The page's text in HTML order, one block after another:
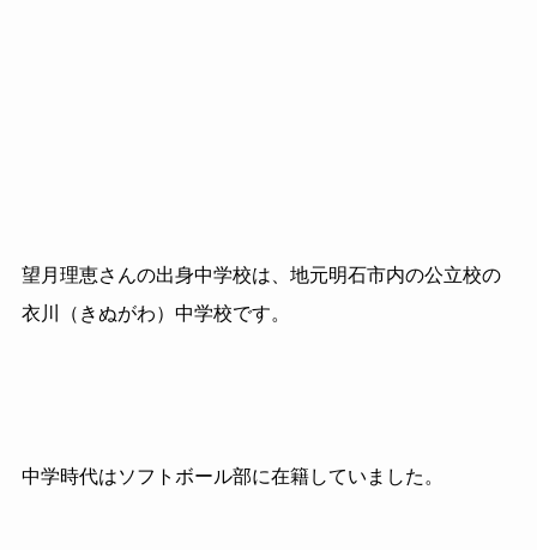
望月理恵さんの出身中学校は、地元明石市内の公立校の
衣川（きぬがわ）中学校です。
中学時代はソフトボール部に在籍していました。